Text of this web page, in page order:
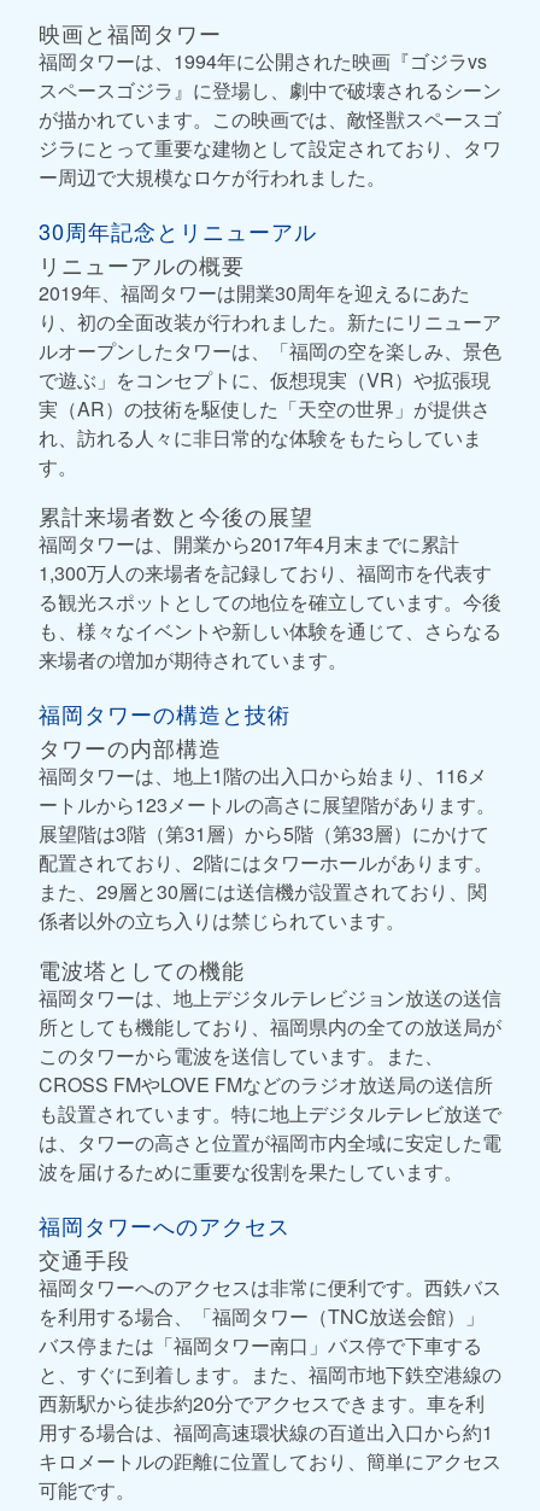
映画と福岡タワー
福岡タワーは、1994年に公開された映画『ゴジラvs
スペースゴジラ』に登場し、劇中で破壊されるシーン
が描かれています。この映画では、敵怪獣スペースゴ
ジラにとって重要な建物として設定されており、タワ
ー周辺で大規模なロケが行われました。
30周年記念とリニューアル
リニューアルの概要
2019年、福岡タワーは開業30周年を迎えるにあた
り、初の全面改装が行われました。新たにリニューア
ルオープンしたタワーは、「福岡の空を楽しみ、景色
で遊ぶ」をコンセプトに、仮想現実（VR）や拡張現
実（AR）の技術を駆使した「天空の世界」が提供さ
れ、訪れる人々に非日常的な体験をもたらしていま
す。
累計来場者数と今後の展望
福岡タワーは、開業から2017年4月末までに累計
1,300万人の来場者を記録しており、福岡市を代表す
る観光スポットとしての地位を確立しています。今後
も、様々なイベントや新しい体験を通じて、さらなる
来場者の増加が期待されています。
福岡タワーの構造と技術
タワーの内部構造
福岡タワーは、地上1階の出入口から始まり、116メ
ートルから123メートルの高さに展望階があります。
展望階は3階（第31層）から5階（第33層）にかけて
配置されており、2階にはタワーホールがあります。
また、29層と30層には送信機が設置されており、関
係者以外の立ち入りは禁じられています。
電波塔としての機能
福岡タワーは、地上デジタルテレビジョン放送の送信
所としても機能しており、福岡県内の全ての放送局が
このタワーから電波を送信しています。また、
CROSS FMやLOVE FMなどのラジオ放送局の送信所
も設置されています。特に地上デジタルテレビ放送で
は、タワーの高さと位置が福岡市内全域に安定した電
波を届けるために重要な役割を果たしています。
福岡タワーへのアクセス
交通手段
福岡タワーへのアクセスは非常に便利です。西鉄バス
を利用する場合、「福岡タワー（TNC放送会館）」
バス停または「福岡タワー南口」バス停で下車する
と、すぐに到着します。また、福岡市地下鉄空港線の
西新駅から徒歩約20分でアクセスできます。車を利
用する場合は、福岡高速環状線の百道出入口から約1
キロメートルの距離に位置しており、簡単にアクセス
可能です。